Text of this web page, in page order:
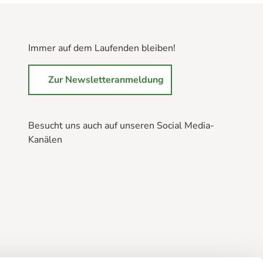
Immer auf dem Laufenden bleiben!
Zur Newsletteranmeldung
Besucht uns auch auf unseren Social Media-
Kanälen
a
a
a